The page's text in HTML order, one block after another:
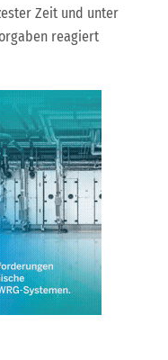
Zeit und unter
reagiert